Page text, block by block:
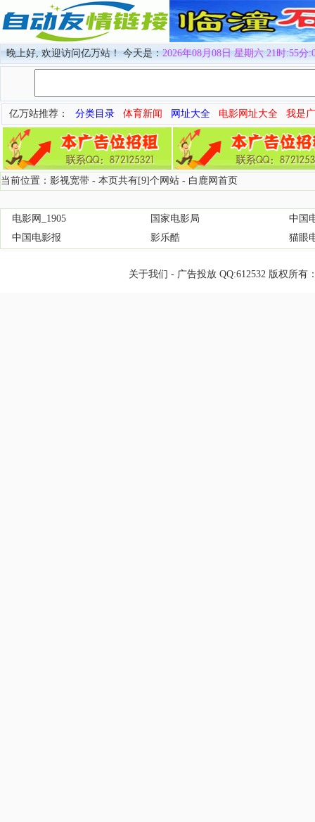
晚上好, 欢迎访问亿万站！ 今天是：2026年08月08日 星期六 21时:55分
亿万站推荐： 分类目录 体育新闻 网址大全 电影网址大全 我是
当前位置：影视宽带 - 本页共有[9]个网站 - 白鹿网首页
电影网_1905 国家电影局
中国
中国电影报
影乐酷 猫眼
关于我们 - 广告投放QQ:612532版权所有